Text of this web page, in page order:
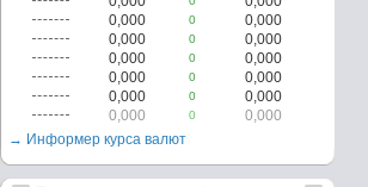
0,000
0
0,000
0,000
0
0,000
0,000
0
0,000
0,000
0
0,000
0,000
0
0,000
0,000
0
0,000
→ Информер курса валют